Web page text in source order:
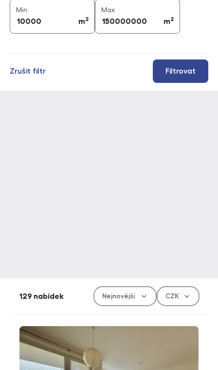
Min
m2
Maxplocha (
m2
Filtrovat
Zrušit filtr
129 nabídek
Měna